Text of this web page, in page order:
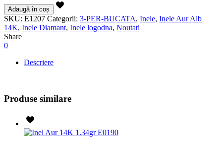
Adaugă în coș
SKU: E1207 Categorii: 3-PER-BUCATA, Inele, Inele Aur Alb
14K, Inele Diamant, Inele logodna, Noutati
Share
0
Descriere
Produse similare